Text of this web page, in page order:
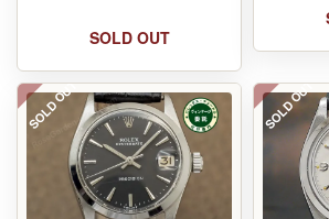
SOLD OUT
SOLD OUT SOLD OUT